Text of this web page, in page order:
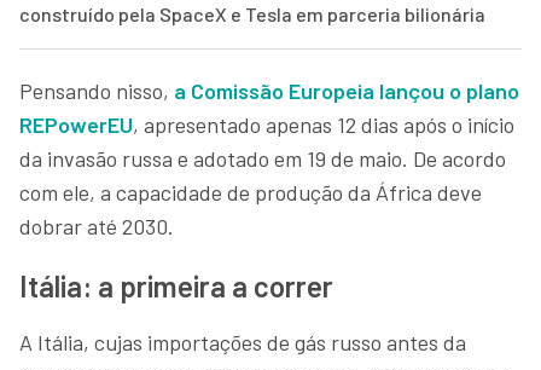
construído pela SpaceX e Tesla em parceria bilionária
Pensando nisso, a Comissão Europeia lançou o plano
REPowerEU, apresentado apenas 12 dias após o início
da invasão russa e adotado em 19 de maio. De acordo
com ele, a capacidade de produção da África deve
dobrar até 2030.
Itália: a primeira a correr
A Itália, cujas importações de gás russo antes da